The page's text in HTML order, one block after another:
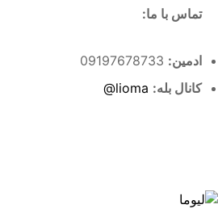
تماس با ما:
ادمین:
کانال بله: lioma@